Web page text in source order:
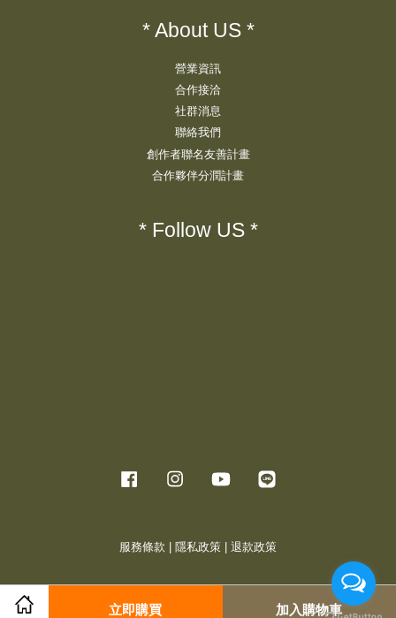
立即購買 加入購物車
* About US *
營業資訊
合作接洽
社群消息
聯絡我們
創作者聯名友善計畫
合作夥伴分潤計畫
* Follow US *
Facebook Instagram YouTube
服務條款 隱私政策 退款政策